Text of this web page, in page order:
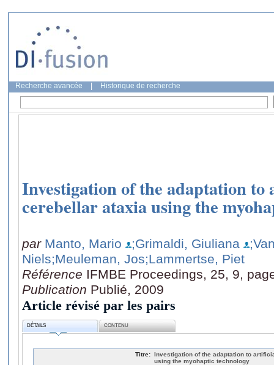
Recherche avancée Historique de recherche
Investigation of the adaptation
cerebellar ataxia using the
par Manto, Mario ;Grimaldi, Giuliana
Niels;Meuleman, Jos;Lammertse, Piet
Référence IFMBE Proceedings, 25, 9,
Publication Publié, 2009
Article révisé par les pairs
DÉTAILS CONTENU
Titre: Investigation of the adaptation to
using the myohaptic technology